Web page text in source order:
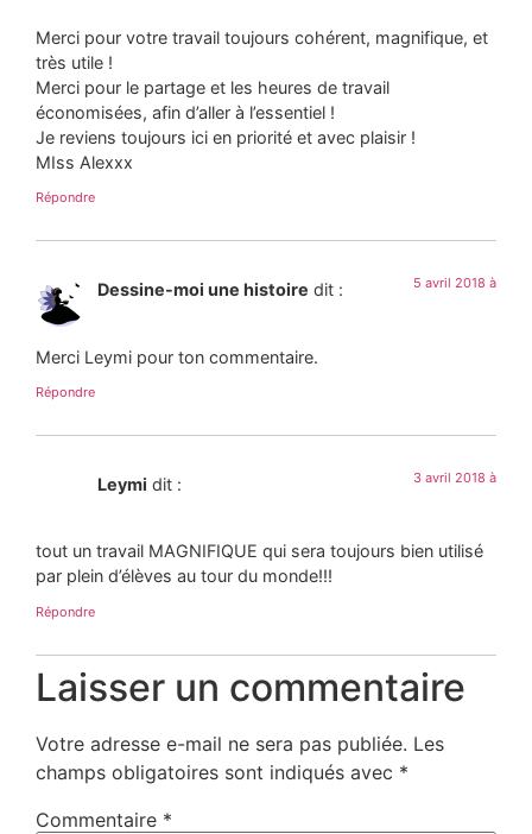
Merci pour votre travail toujours cohérent, magnifique, et
très utile !
Merci pour le partage et les heures de travail
économisées, afin d’aller à l’essentiel !
Je reviens toujours ici en priorité et avec plaisir !
MIss Alexxx
Répondre
Dessine-moi une histoire dit : 5 avril 2018 à
Merci Leymi pour ton commentaire.
Répondre
Leymi dit : 3 avril 2018 à
tout un travail MAGNIFIQUE qui sera toujours bien utilisé
par plein d’élèves au tour du monde!!!
Répondre
Laisser un commentaire
Votre adresse e-mail ne sera pas publiée. Les
champs obligatoires sont indiqués avec *
Commentaire *